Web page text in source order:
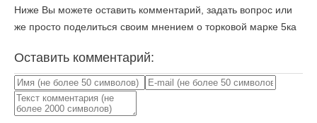
Ниже Вы можете оставить комментарий, задать вопрос или
же просто поделиться своим мнением о торковой марке 5ка
Оставить комментарий: